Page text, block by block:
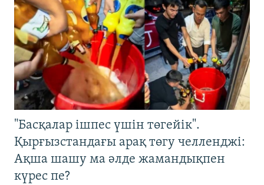
"Басқалар ішпес үшін төгейік".
Қырғызстандағы арақ төгу челленджі:
Ақша шашу ма әлде жамандықпен
күрес пе?